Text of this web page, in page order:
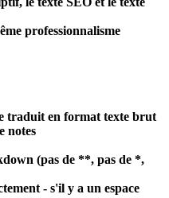
professionnalisme
traduit en format texte brut
notes
(pas de **, pas de *,
- s'il y a un espace